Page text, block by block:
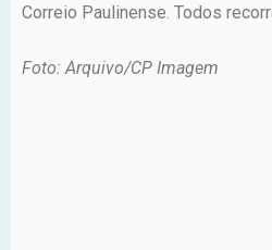
Correio Paulinense. Todos
Foto: Arquivo/CP Imagem